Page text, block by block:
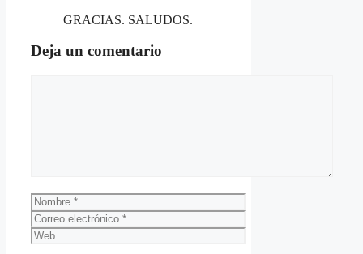
GRACIAS. SALUDOS.
Deja un comentario
Nombre
Correo
electrónico
Web